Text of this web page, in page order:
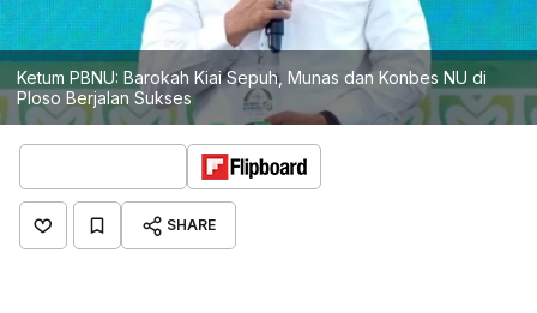
Ketum PBNU: Barokah Kiai Sepuh, Munas dan Konbes NU di
Ploso Berjalan Sukses
SHARE